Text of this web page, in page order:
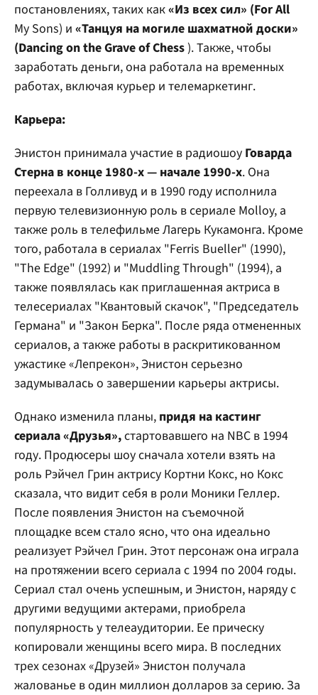
постановлениях, таких как«Из всех сил» (For All
My Sons) и «Танцуя на могиле шахматной доски»
(Dancing on the Grave of Chess). Также, чтобы
заработать деньги, она работала на временных
работах, включая курьер и телемаркетинг.
Карьера:
Энистон принимала участие в радиошоу Говарда
Стерна в конце 1980-х — начале 1990-х. Она
переехала в Голливуд и в 1990 году исполнила
первую телевизионную роль в сериале Molloy, а
также роль в телефильме Лагерь Кукамонга. Кроме
того, работала в сериалах "Ferris Bueller" (1990),
"The Edge" (1992) и "Muddling Through" (1994), а
также появлялась как приглашенная актриса в
телесериалах "Квантовый скачок", "Председатель
Германа" и "Закон Берка". После ряда отмененных
сериалов, а также работы в раскритикованном
ужастике «Лепрекон», Энистон серьезно
задумывалась о завершении карьеры актрисы.
Однако изменила планы, придя на кастинг
сериала «Друзья»,стартовавшего на NBC в 1994
году. Продюсеры шоу сначала хотели взять на
роль Рэйчел Грин актрису Кортни Кокс, но Кокс
сказала, что видит себя в роли Моники Геллер.
После появления Энистон на съемочной
площадке всем стало ясно, что она идеально
реализует Рэйчел Грин. Этот персонаж она играла
на протяжении всего сериала с 1994 по 2004 годы.
Сериал стал очень успешным, и Энистон, наряду с
другими ведущими актерами, приобрела
популярность у телеаудитории. Ее прическу
копировали женщины всего мира. В последних
трех сезонах «Друзей» Энистон получала
жалованье в один миллион долларов за серию. За